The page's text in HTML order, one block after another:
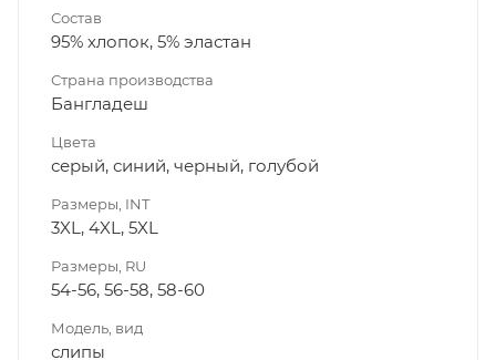
Состав
95% хлопок, 5% эластан
Страна производства
Бангладеш
Цвета
серый, синий, черный, голубой
Размеры, INT
3XL, 4XL, 5XL
Размеры, RU
54-56, 56-58, 58-60
Модель, вид
слипы